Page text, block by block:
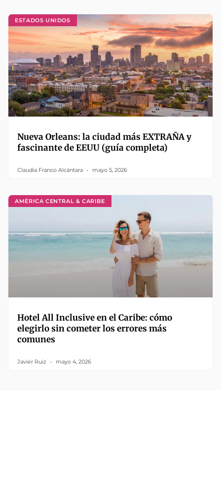
ESTADOS UNIDOS
Nueva Orleans: la ciudad más EXTRAÑA y
fascinante de EEUU (guía completa)
Claudia Franco Alcántara mayo 5, 2026
AMÉRICA CENTRAL & CARIBE
Hotel All Inclusive en el Caribe: cómo
elegirlo sin cometer los errores más
comunes
Javier Ruiz mayo 4, 2026